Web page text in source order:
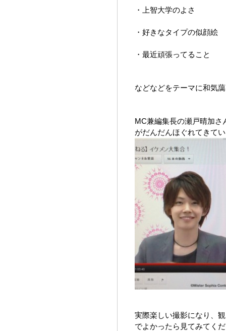
・上智大学のよさ
・好きなタイプの似顔絵
・最近頑張ってること
などなどをテーマに和気
MC兼編集長の瀬戸晴加さ
がだんだんほぐれてきて
実際楽しい撮影になり、
でよかったら見てみてく